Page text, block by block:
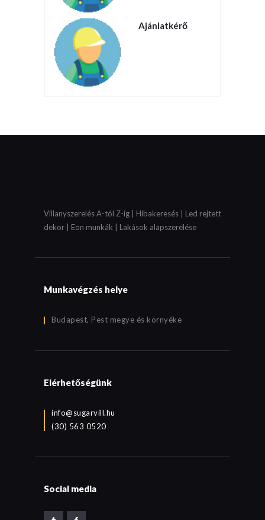
Ajánlatkérő
Villanyszerelés A-tól Z-ig | Hibakeresés | Led rejtett
dekor | Eon munkák | Lakások alapszerelése
Munkavégzés helye
Budapest, Pest megye és környéke
Elérhetőségünk
info@sugarvill.hu
(30) 563 0520
Social media